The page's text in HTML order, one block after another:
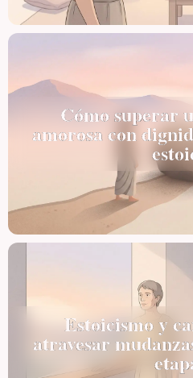
Cómo superar
amorosa con
Estoicismo y
atravesar